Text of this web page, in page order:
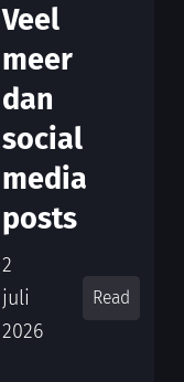
Veel
meer
dan
social
media
posts
2
juli
2026
Read